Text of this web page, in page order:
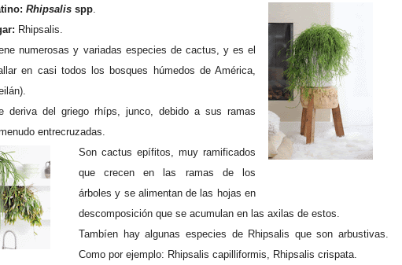
Rhipsalis spp.
Rhipsalis.
numerosas y variadas especies de cactus, y es el
en casi todos los bosques húmedos de América,
deriva del griego rhíps, junco, debido a sus ramas
entrecruzadas.
Son cactus epífitos, muy ramificados
que crecen en las ramas de los
árboles y se alimentan de las hojas en
descomposición que se acumulan en las axilas de estos.
Tambíen hay algunas especies de Rhipsalis que son arbustivas.
Como por ejemplo: Rhipsalis capilliformis, Rhipsalis crispata.